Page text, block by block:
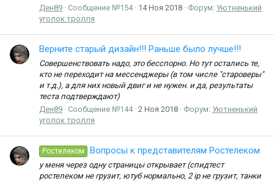
Ден89
Сообщение №154 14 Ноя 2018 Форум: Уютненький
уголок тролля
Верните старый дизайн!!! Раньше было лучше!!!
Совершенствовать надо, это бесспорно. Но тут остались те,
кто не переходит на мессенджеры (в том числе "староверы"
и т.д.), а для них новый двиг и не нужен. и да, результаты
теста подтверждают)
Ден89
Сообщение №144 2 Ноя 2018 Форум: Уютненький
уголок тролля
Ростелеком Вопросы к представителям Ростелеком
у меня через одну страницы открывает (спидтест
ростелеком не грузит, ютуб нормально, 2 ip не грузит, танки